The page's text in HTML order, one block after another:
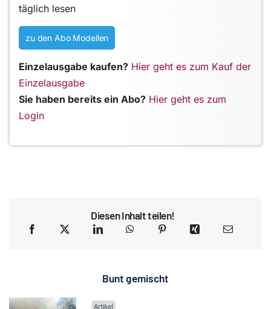
täglich lesen
zu den Abo Modellen
Einzelausgabe kaufen? Hier geht es zum Kauf der
Einzelausgabe
Sie haben bereits ein Abo? Hier geht es zum
Login
Diesen Inhalt teilen!
Bunt gemischt